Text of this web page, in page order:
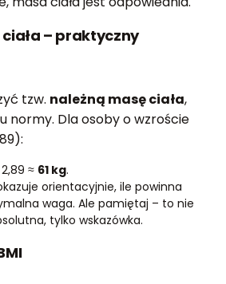
– praktyczny
tzw. należną masę ciała,
normy. Dla osoby o wzroście
≈ 61 kg.
orientacyjnie, ile powinna
waga. Ale pamiętaj – to nie
tylko wskazówka.